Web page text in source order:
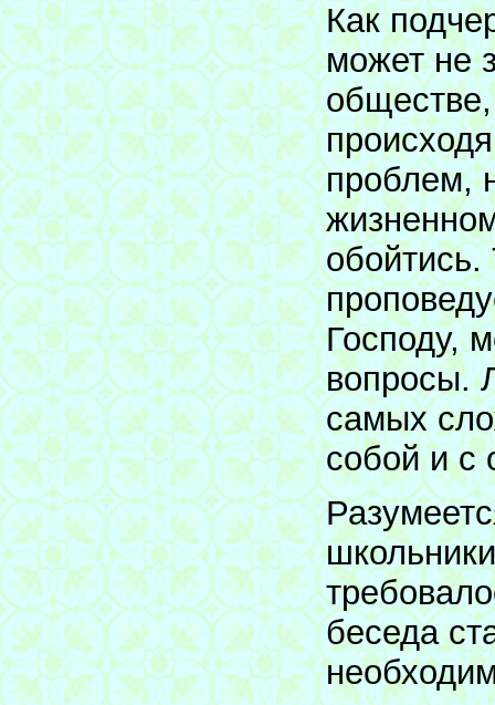
Как
может не
проблем,
обойтись.
Господу,
вопросы.
самых
собой и
беседа